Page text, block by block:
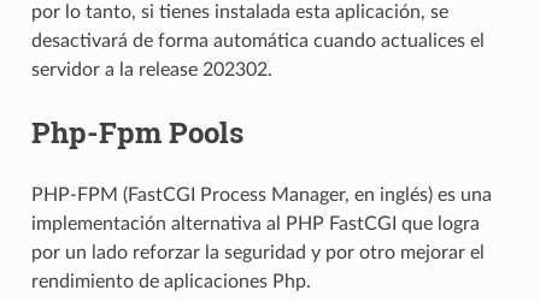
por lo tanto, si tienes instalada esta aplicación, se
desactivará de forma automática cuando actualices el
servidor a la release 202302.
Php-Fpm Pools
PHP-FPM (FastCGI Process Manager, en inglés) es una
implementación alternativa al PHP FastCGI que logra
por un lado reforzar la seguridad y por otro mejorar el
rendimiento de aplicaciones Php.